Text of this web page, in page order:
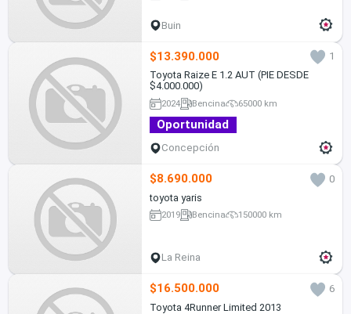
Buin
$13.390.000
1
Toyota Raize E 1.2 AUT (PIE DESDE
$4.000.000)
2024 Bencina 65000 km
Oportunidad
Concepción
$8.690.000
0
toyota yaris
2019 Bencina 150000 km
La Reina
$16.500.000
6
Toyota 4Runner Limited 2013